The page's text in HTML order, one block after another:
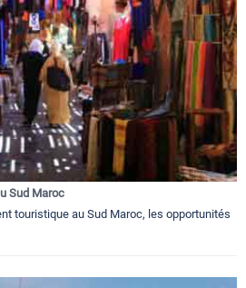
Sud Maroc
touristique au Sud Maroc, les opportunités